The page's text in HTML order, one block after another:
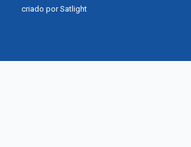
criado porSatlight